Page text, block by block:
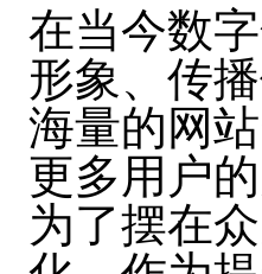
在当今数
形象、传
海量的网
更多用户
为了摆在